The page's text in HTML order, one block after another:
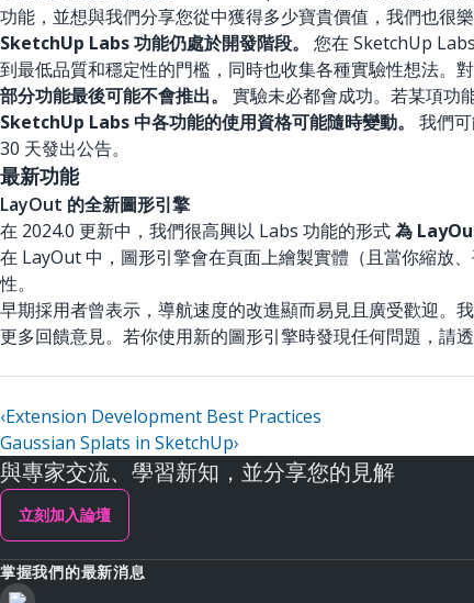
功能，並想與我們分享您從中獲得多少寶貴價值，我們也很樂
SketchUp Labs 功能仍處於開發階段。
您在 SketchUp
到最低品質和穩定性的門檻，同時也收集各種實驗性想法。
部分功能最後可能不會推出。
實驗未必都會成功。若某項功
SketchUp Labs 中各功能的使用資格可能隨時變動。
我們
30 天發出公告。
最新功能
LayOut 的全新圖形引擎
在 2024.0 更新中，我們很高興以 Labs 功能的形式為
在 LayOut 中，圖形引擎會在頁面上繪製實體（且當你縮放
性。
早期採用者曾表示，導航速度的改進顯而易見且廣受歡迎。
更多回饋意見。若你使用新的圖形引擎時發現任何問題，請
‹Extension Development Best Practices
Gaussian Splats in SketchUp›
與專家交流、學習新知，並分享您的見解
立刻加入論壇
掌握我們的最新消息